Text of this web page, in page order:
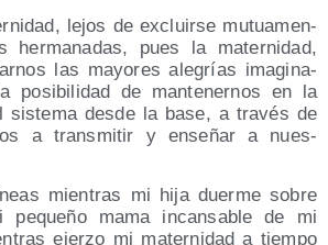
lejos de excluir­se mutua­men­
her­ma­na­das, pues la mater­ni­dad,
las mayo­res ale­grías ima­gi­na­
posi­bi­li­dad de man­te­ner­nos en la
sis­te­ma des­de la base, a tra­vés de
a trans­mi­tir y ense­ñar a nues­
mien­tras mi hija duer­me sobre
mama incan­sa­ble de mi
ejer­zo mi mater­ni­dad a tiem­po